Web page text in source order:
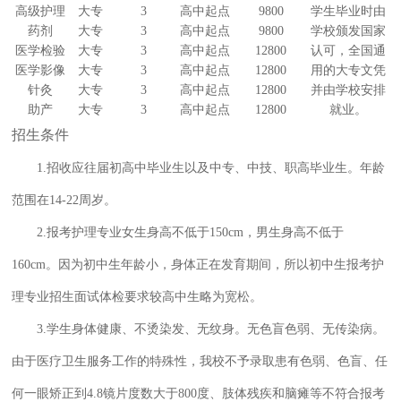
高级护理 大专 3 高中起点 9800
学生毕业时由
学校颁发国家
认可，全国通
用的大专文凭
并由学校安排
就业。
药剂 大专 3 高中起点
9800
医学检验
大专 3 高中起点
12800
医学影像
大专 3 高中起点
12800
针灸
大专 3 高中起点
12800
助产
大专 3 高中起点 12800
招生条件
1.招收应往届初高中毕业生以及中专、中技、职高毕业生。年龄
范围在14-22周岁。
2.报考护理专业女生身高不低于150cm，男生身高不低于
160cm。因为初中生年龄小，身体正在发育期间，所以初中生报考护
理专业招生面试体检要求较高中生略为宽松。
3.学生身体健康、不烫染发、无纹身。无色盲色弱、无传染病。
由于医疗卫生服务工作的特殊性，我校不予录取患有色弱、色盲、任
何一眼矫正到4.8镜片度数大于800度、肢体残疾和脑瘫等不符合报考